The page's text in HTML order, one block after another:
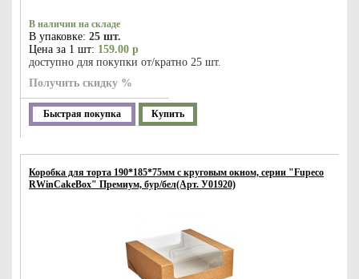
В наличии на складе
В упаковке: 25 шт.
Цена за 1 шт: 159.00 р
доступно для покупки от/кратно 25 шт.
Получить скидку %
Быстрая покупка Купить
Коробка для торта 190*185*75мм с круговым окном, серии "Fupeco
RWinCakeBox" Премиум, бур/бел(Арт. У01920)